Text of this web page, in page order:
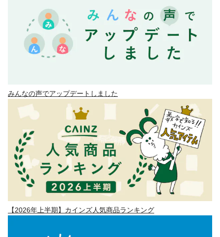
みんなの声でアップデートしました
【2026年上半期】カインズ人気商品ランキング